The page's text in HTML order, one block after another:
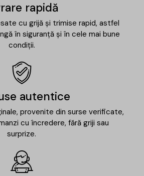
rapidă
cu grijă și trimise rapid, astfel
în siguranță și în cele mai bune
condiții.
autentice
provenite din surse verificate,
cu încredere, fără griji sau
surprize.